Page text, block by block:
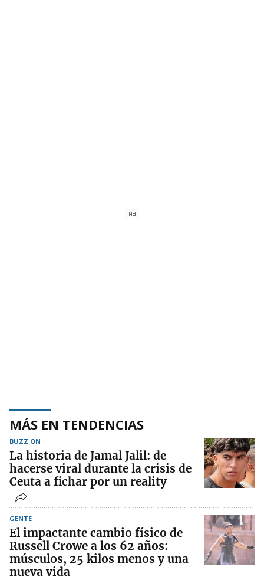
MÁS EN TENDENCIAS
BUZZ ON
La historia de Jamal Jalil: de
hacerse viral durante la crisis de
Ceuta a fichar por un reality
GENTE
El impactante cambio físico de
Russell Crowe a los 62 años:
músculos, 25 kilos menos y una
nueva vida